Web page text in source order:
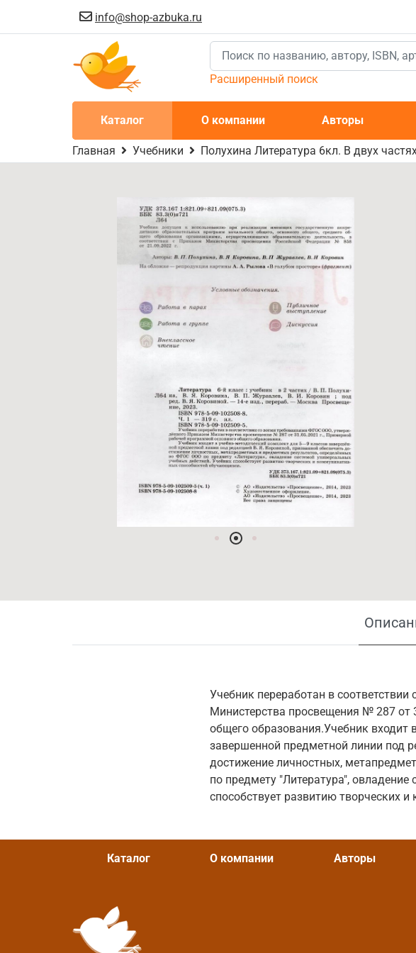
info@shop-azbuka.ru
Расширенный поиск
Каталог О компании Авторы
Главная Учебники Полухина Литература 6кл. В двух
Учебник переработан в
Министерства просвещения № 287 от
общего образования.Учебник входит
завершенной предметной линии под
достижение личностных,
по предмету "Литература",
способствует развитию творческих
Каталог О компании Авторы